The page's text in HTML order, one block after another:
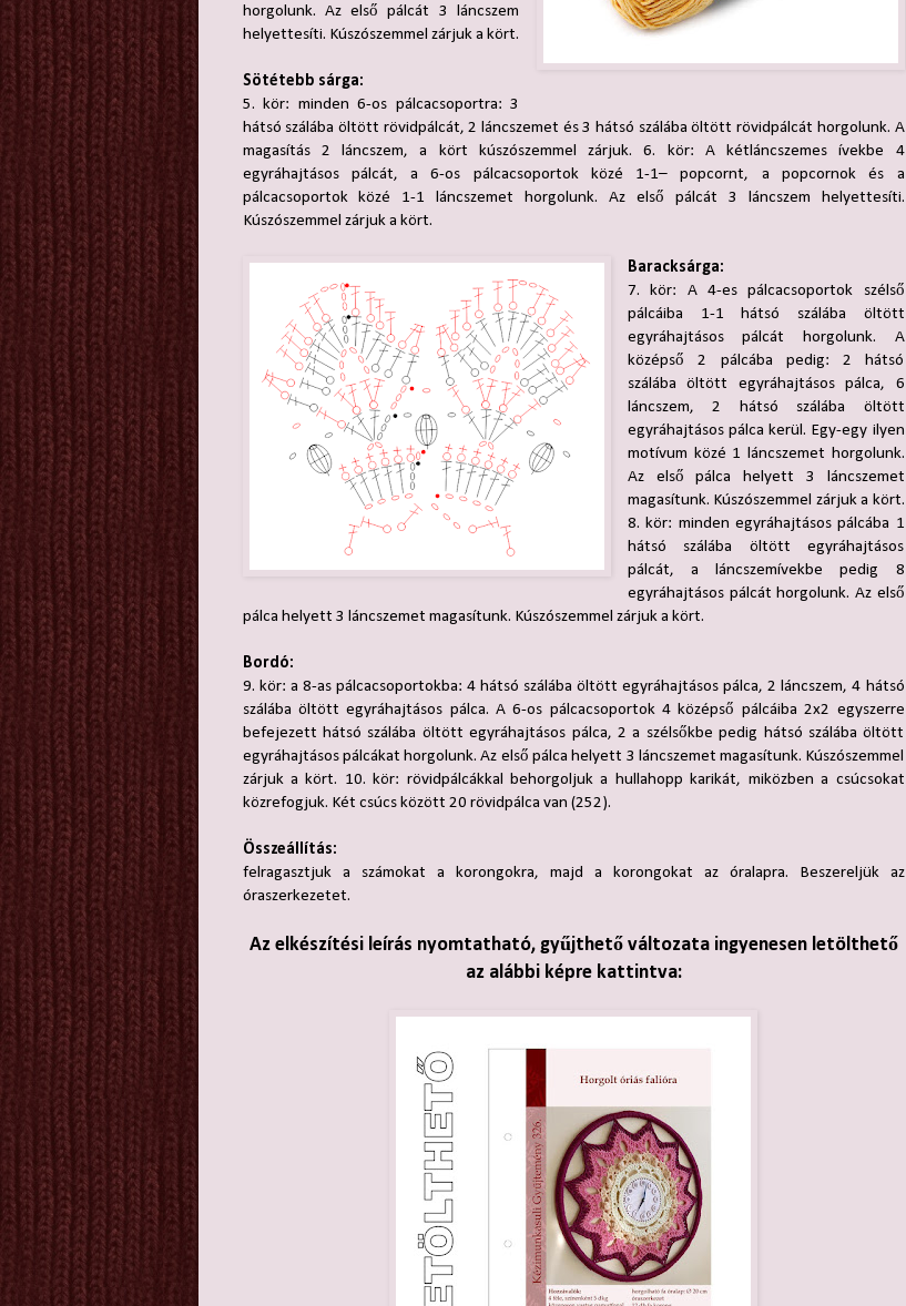
horgolunk. Az első pálcát 3 láncszem
helyettesíti. Kúszószemmel zárjuk a kört.
Sötétebb sárga:
5. kör: minden 6-os pálcacsoportra: 3
hátsó szálába öltött rövidpálcát, 2 láncszemet és 3 hátsó szálába öltött rövidpálcát horgolunk. A
magasítás 2 láncszem, a kört kúszószemmel zárjuk. 6. kör: A kétláncszemes ívekbe 4
egyráhajtásos pálcát, a 6-os pálcacsoportok közé 1-1– popcornt, a popcornok és a
pálcacsoportok közé 1-1 láncszemet horgolunk. Az első pálcát 3 láncszem helyettesíti.
Kúszószemmel zárjuk a kört.
Baracksárga:
7. kör: A 4-es pálcacsoportok szélső
pálcáiba 1-1 hátsó szálába öltött
egyráhajtásos pálcát horgolunk. A
középső 2 pálcába pedig: 2 hátsó
szálába öltött egyráhajtásos pálca, 6
láncszem, 2 hátsó szálába öltött
egyráhajtásos pálca kerül. Egy-egy ilyen
motívum közé 1 láncszemet horgolunk.
Az első pálca helyett 3 láncszemet
magasítunk. Kúszószemmel zárjuk a kört.
8. kör: minden egyráhajtásos pálcába 1
hátsó szálába öltött egyráhajtásos
pálcát, a láncszemívekbe pedig 8
egyráhajtásos pálcát horgolunk. Az első
pálca helyett 3 láncszemet magasítunk. Kúszószemmel zárjuk a kört.
Bordó:
9. kör: a 8-as pálcacsoportokba: 4 hátsó szálába öltött egyráhajtásos pálca, 2 láncszem, 4 hátsó
szálába öltött egyráhajtásos pálca. A 6-os pálcacsoportok 4 középső pálcáiba 2x2 egyszerre
befejezett hátsó szálába öltött egyráhajtásos pálca, 2 a szélsőkbe pedig hátsó szálába öltött
egyráhajtásos pálcákat horgolunk. Az első pálca helyett 3 láncszemet magasítunk. Kúszószemmel
zárjuk a kört. 10. kör: rövidpálcákkal behorgoljuk a hullahopp karikát, miközben a csúcsokat
közrefogjuk. Két csúcs között 20 rövidpálca van (252).
Összeállítás:
felragasztjuk a számokat a korongokra, majd a korongokat az óralapra. Beszereljük az
óraszerkezetet.
Az elkészítési leírás nyomtatható, gyűjthető változata ingyenesen letölthető
az alábbi képre kattintva: